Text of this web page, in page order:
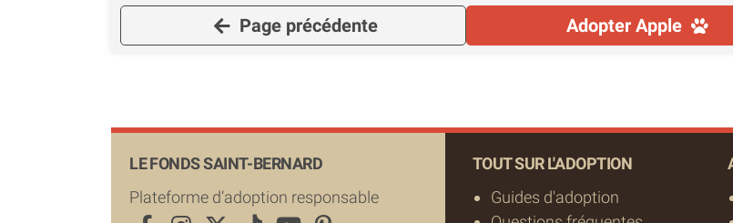
Page précédente Adopter Apple
LE FONDS SAINT-BERNARD
Plateforme d’adoption responsable
TOUT SUR L'ADOPTION
Guides d'adoption